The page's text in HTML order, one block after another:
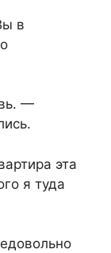
в
—
эта
я туда